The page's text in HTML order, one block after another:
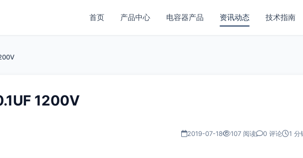
首页 产品中心 电容器产品 资讯动态 技术指南
1200V
2019-07-18 107 阅读 0 评论 1 分